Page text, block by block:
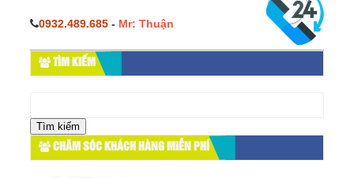
0932.489.685 - Mr: Thuận
TÌM KIẾM
cho:
CHĂM SÓC KHÁCH HÀNG MIỄN PHÍ